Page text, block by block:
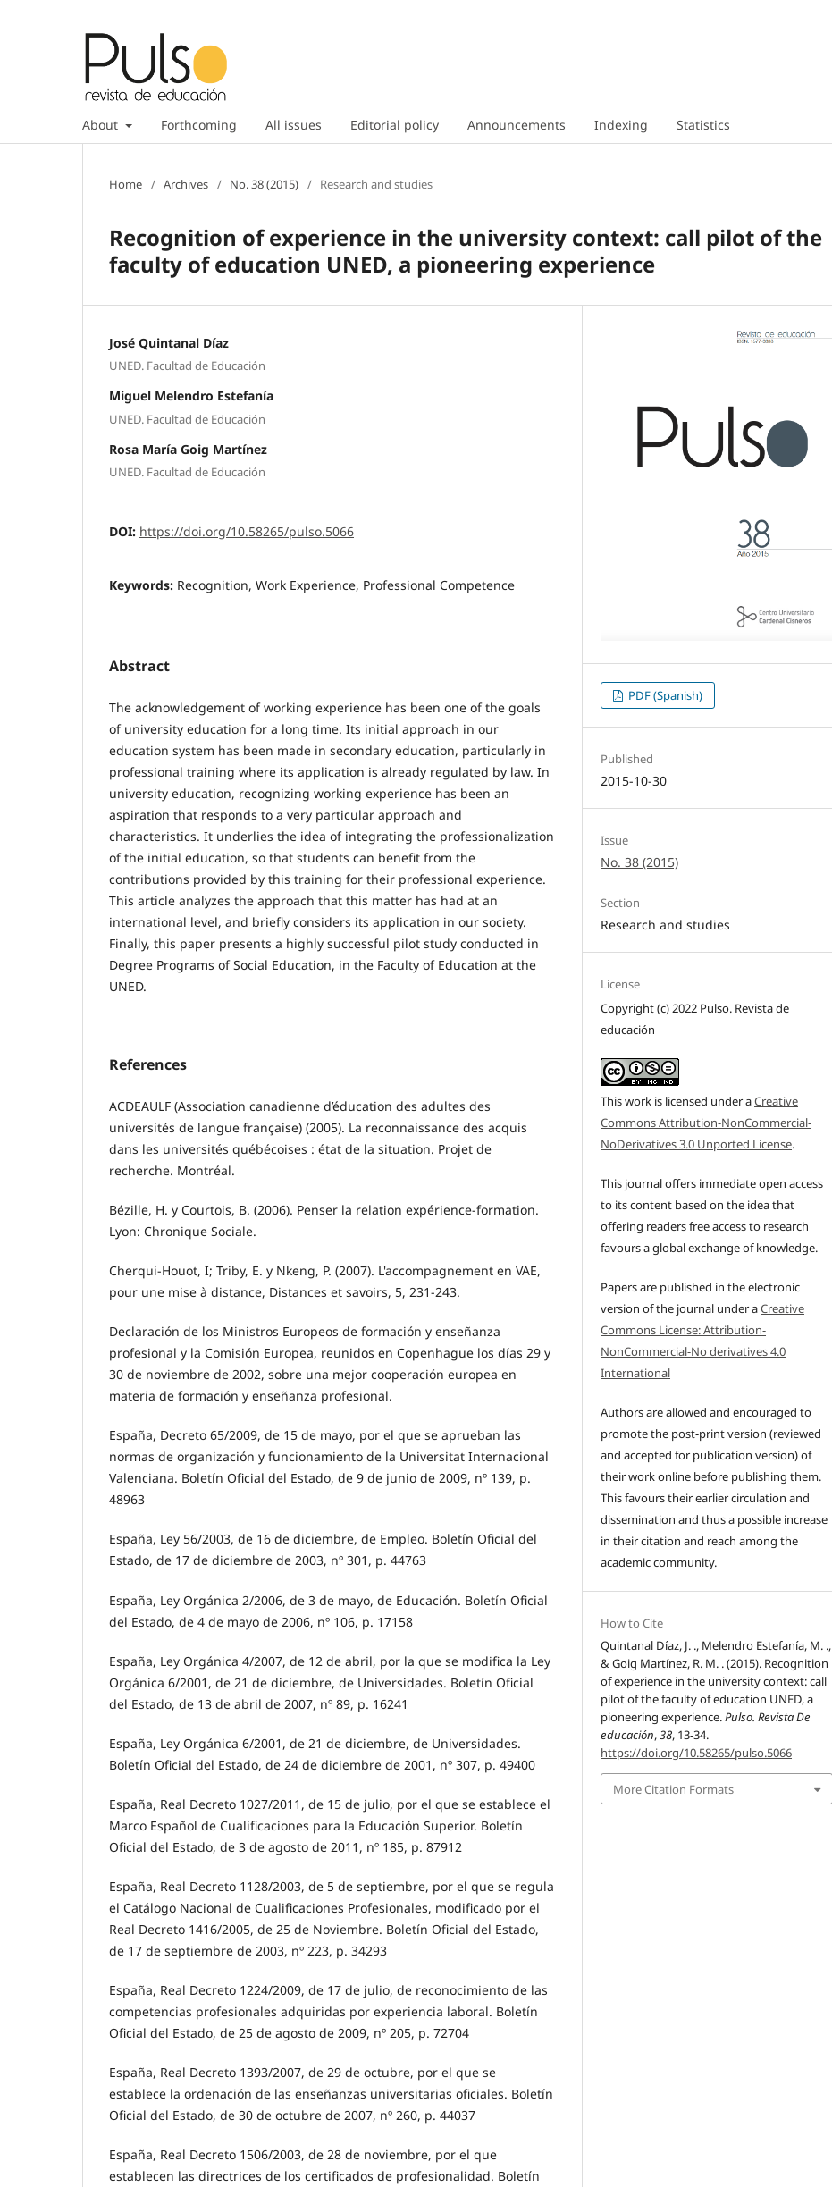
About Forthcoming All issues Editorial policy Announcements Indexing Statistics
Home / Archives / No. 38 (2015) / Research and studies
Recognition of experience in the university context: call pilot of the
faculty of education UNED, a pioneering experience
José Quintanal Díaz
UNED. Facultad de Educación
Miguel Melendro Estefanía
UNED. Facultad de Educación
Rosa María Goig Martínez
UNED. Facultad de Educación
DOI: https://doi.org/10.58265/pulso.5066
Keywords: Recognition, Work Experience, Professional Competence
Abstract
The acknowledgement of working experience has been one of the goals
of university education for a long time. Its initial approach in our
education system has been made in secondary education, particularly in
professional training where its application is already regulated by law. In
university education, recognizing working experience has been an
aspiration that responds to a very particular approach and
characteristics. It underlies the idea of integrating the professionalization
of the initial education, so that students can benefit from the
contributions provided by this training for their professional experience.
This article analyzes the approach that this matter has had at an
international level, and briefly considers its application in our society.
Finally, this paper presents a highly successful pilot study conducted in
Degree Programs of Social Education, in the Faculty of Education at the
UNED.
References
ACDEAULF (Association canadienne d’éducation des adultes des
universités de langue française) (2005). La reconnaissance des acquis
dans les universités québécoises : état de la situation. Projet de
recherche. Montréal.
Bézille, H. y Courtois, B. (2006). Penser la relation expérience-formation.
Lyon: Chronique Sociale.
Cherqui-Houot, I; Triby, E. y Nkeng, P. (2007). L'accompagnement en VAE,
pour une mise à distance, Distances et savoirs, 5, 231-243.
Declaración de los Ministros Europeos de formación y enseñanza
profesional y la Comisión Europea, reunidos en Copenhague los días 29 y
30 de noviembre de 2002, sobre una mejor cooperación europea en
materia de formación y enseñanza profesional.
España, Decreto 65/2009, de 15 de mayo, por el que se aprueban las
normas de organización y funcionamiento de la Universitat Internacional
Valenciana. Boletín Oficial del Estado, de 9 de junio de 2009, nº 139, p.
48963
España, Ley 56/2003, de 16 de diciembre, de Empleo. Boletín Oficial del
Estado, de 17 de diciembre de 2003, nº 301, p. 44763
España, Ley Orgánica 2/2006, de 3 de mayo, de Educación. Boletín Oficial
del Estado, de 4 de mayo de 2006, nº 106, p. 17158
España, Ley Orgánica 4/2007, de 12 de abril, por la que se modifica la Ley
Orgánica 6/2001, de 21 de diciembre, de Universidades. Boletín Oficial
del Estado, de 13 de abril de 2007, nº 89, p. 16241
España, Ley Orgánica 6/2001, de 21 de diciembre, de Universidades.
Boletín Oficial del Estado, de 24 de diciembre de 2001, nº 307, p. 49400
España, Real Decreto 1027/2011, de 15 de julio, por el que se establece el
Marco Español de Cualificaciones para la Educación Superior. Boletín
Oficial del Estado, de 3 de agosto de 2011, nº 185, p. 87912
España, Real Decreto 1128/2003, de 5 de septiembre, por el que se regula
el Catálogo Nacional de Cualificaciones Profesionales, modificado por el
Real Decreto 1416/2005, de 25 de Noviembre. Boletín Oficial del Estado,
de 17 de septiembre de 2003, nº 223, p. 34293
España, Real Decreto 1224/2009, de 17 de julio, de reconocimiento de las
competencias profesionales adquiridas por experiencia laboral. Boletín
Oficial del Estado, de 25 de agosto de 2009, nº 205, p. 72704
España, Real Decreto 1393/2007, de 29 de octubre, por el que se
establece la ordenación de las enseñanzas universitarias oficiales. Boletín
Oficial del Estado, de 30 de octubre de 2007, nº 260, p. 44037
España, Real Decreto 1506/2003, de 28 de noviembre, por el que
establecen las directrices de los certificados de profesionalidad. Boletín
PDF (Spanish)
Published
2015-10-30
Issue
No. 38 (2015)
Section
Research and studies
License
Copyright (c) 2022 Pulso. Revista de
educación
This work is licensed under aCreative
Commons Attribution-NonCommercial-
NoDerivatives 3.0 Unported License.
This journal offers immediate open access
to its content based on the idea that
offering readers free access to research
favours a global exchange of knowledge.
Papers are published in the electronic
version of the journal under aCreative
Commons License: Attribution-
NonCommercial-No derivatives 4.0
International
Authors are allowed and encouraged to
promote the post-print version (reviewed
and accepted for publication version) of
their work online before publishing them.
This favours their earlier circulation and
dissemination and thus a possible increase
in their citation and reach among the
academic community.
How to Cite
Quintanal Díaz, J. ., Melendro Estefanía, M. .,
& Goig Martínez, R. M. . (2015). Recognition
of experience in the university context: call
pilot of the faculty of education UNED, a
pioneering experience.Pulso. Revista De
educación,38, 13-34.
https://doi.org/10.58265/pulso.5066
More Citation Formats